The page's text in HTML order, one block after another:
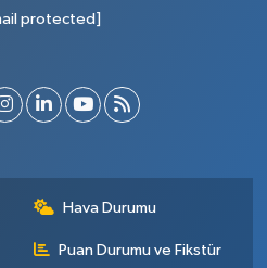
protected]
Hava Durumu
Puan Durumu ve Fikstür